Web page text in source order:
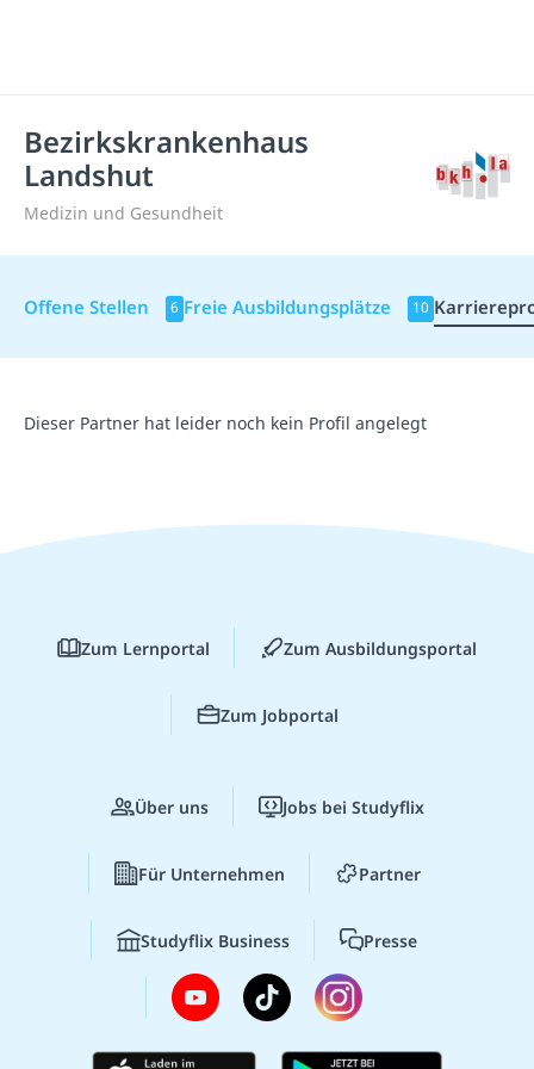
Bezirkskrankenhaus
Landshut
Medizin und Gesundheit
Offene Stellen 6 Freie Ausbildungsplätze 10
Dieser Partner hat leider noch kein Profil angelegt
Zum Lernportal Zum Ausbildungsportal
Zum Jobportal
Über uns Jobs bei Studyflix
Für Unternehmen Partner
Studyflix Business Presse